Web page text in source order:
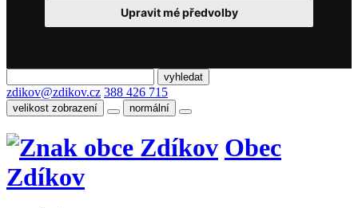
Upravit mé předvolby
zdikov@zdikov.cz 388 426 715
velikost zobrazení normální
Obec
Zdíkov